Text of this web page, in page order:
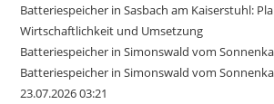
Batteriespeicher in Sasbach am Kaiserstuhl:
Wirtschaftlichkeit und Umsetzung
Batteriespeicher in Simonswald vom
Batteriespeicher in Simonswald vom
23.07.2026 03:21